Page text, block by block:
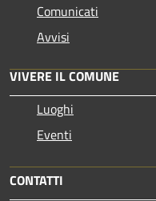
Comunicati
Avvisi
VIVERE IL COMUNE
Luoghi
Eventi
CONTATTI